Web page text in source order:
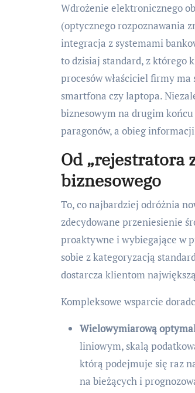
Wdrożenie elektronicznego
(optycznego rozpoznawania
integracja z systemami
to dzisiaj standard, z którego
procesów właściciel firmy ma
smartfona czy laptopa.
biznesowym na drugim
paragonów, a obieg
Od „rejestratora
biznesowego
To, co najbardziej odróżnia
zdecydowane przeniesienie
proaktywne i wybiegające w
sobie z kategoryzacją
dostarcza klientom
Kompleksowe wsparcie
Wielowymiarową
liniowym, skalą
którą podejmuje się raz
na bieżących i